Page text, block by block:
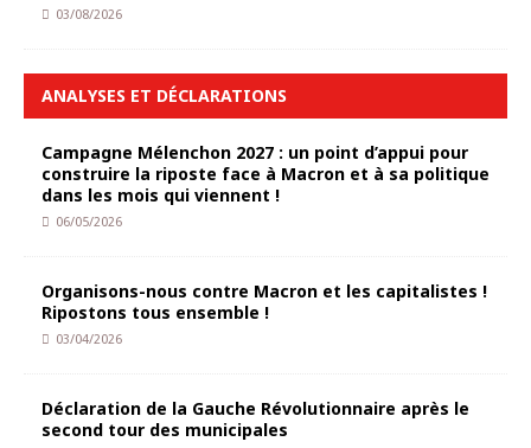
03/08/2026
ANALYSES ET DÉCLARATIONS
Campagne Mélenchon 2027 : un point d’appui pour
construire la riposte face à Macron et à sa politique
dans les mois qui viennent !
06/05/2026
Organisons-nous contre Macron et les capitalistes !
Ripostons tous ensemble !
03/04/2026
Déclaration de la Gauche Révolutionnaire après le
second tour des municipales